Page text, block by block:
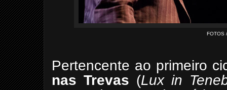
FOTOS
Pertencente ao primeiro
nas Trevas (Lux in